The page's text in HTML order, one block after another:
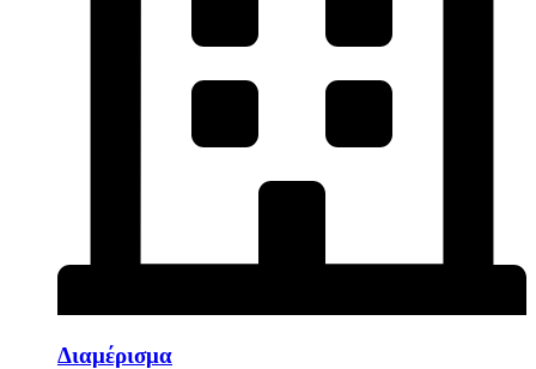
Διαμέρισμα